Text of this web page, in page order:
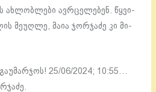
ახ­ლობ­ლე­ბი ავ­რცე­ლე­ბენ. წყვი­
მე­უღ­ლე, მაია ჯორ­ჯა­ძე კი მი­
25/06/2024; 10:55…